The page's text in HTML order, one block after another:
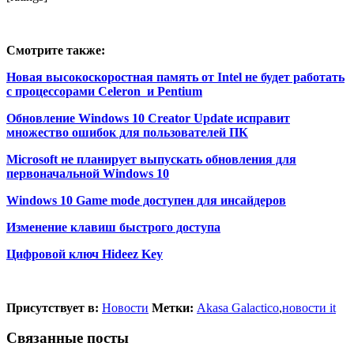
Смотрите также:
Новая высокоскоростная память от Intel не будет работать
с процессорами Celeron и Pentium
Обновление Windows 10 Creator Update исправит
множество ошибок для пользователей ПК
Microsoft не планирует выпускать обновления для
первоначальной Windows 10
Windows 10 Game mode доступен для инсайдеров
Изменение клавиш быстрого доступа
Цифровой ключ Hideez Key
Присутствует в: Новости Метки: Akasa Galactico,новости it
Связанные посты